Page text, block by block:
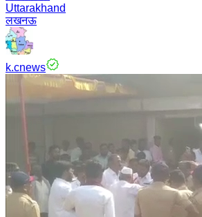
Uttarakhand
लखनऊ
k.cnews